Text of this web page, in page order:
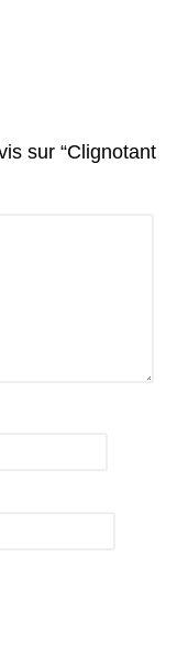
sur “Clignotant